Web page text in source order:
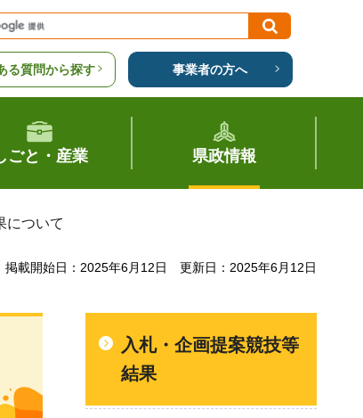
る質問から探す 事業者の方へ
ごと・産業 県政情報
について
掲載開始日：2025年6月12日 更新日：2025年6月12日
入札・企画提案競技等
結果